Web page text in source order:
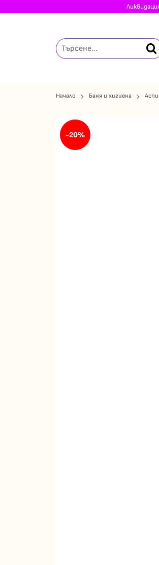
Начало Баня и хигиена
-20%